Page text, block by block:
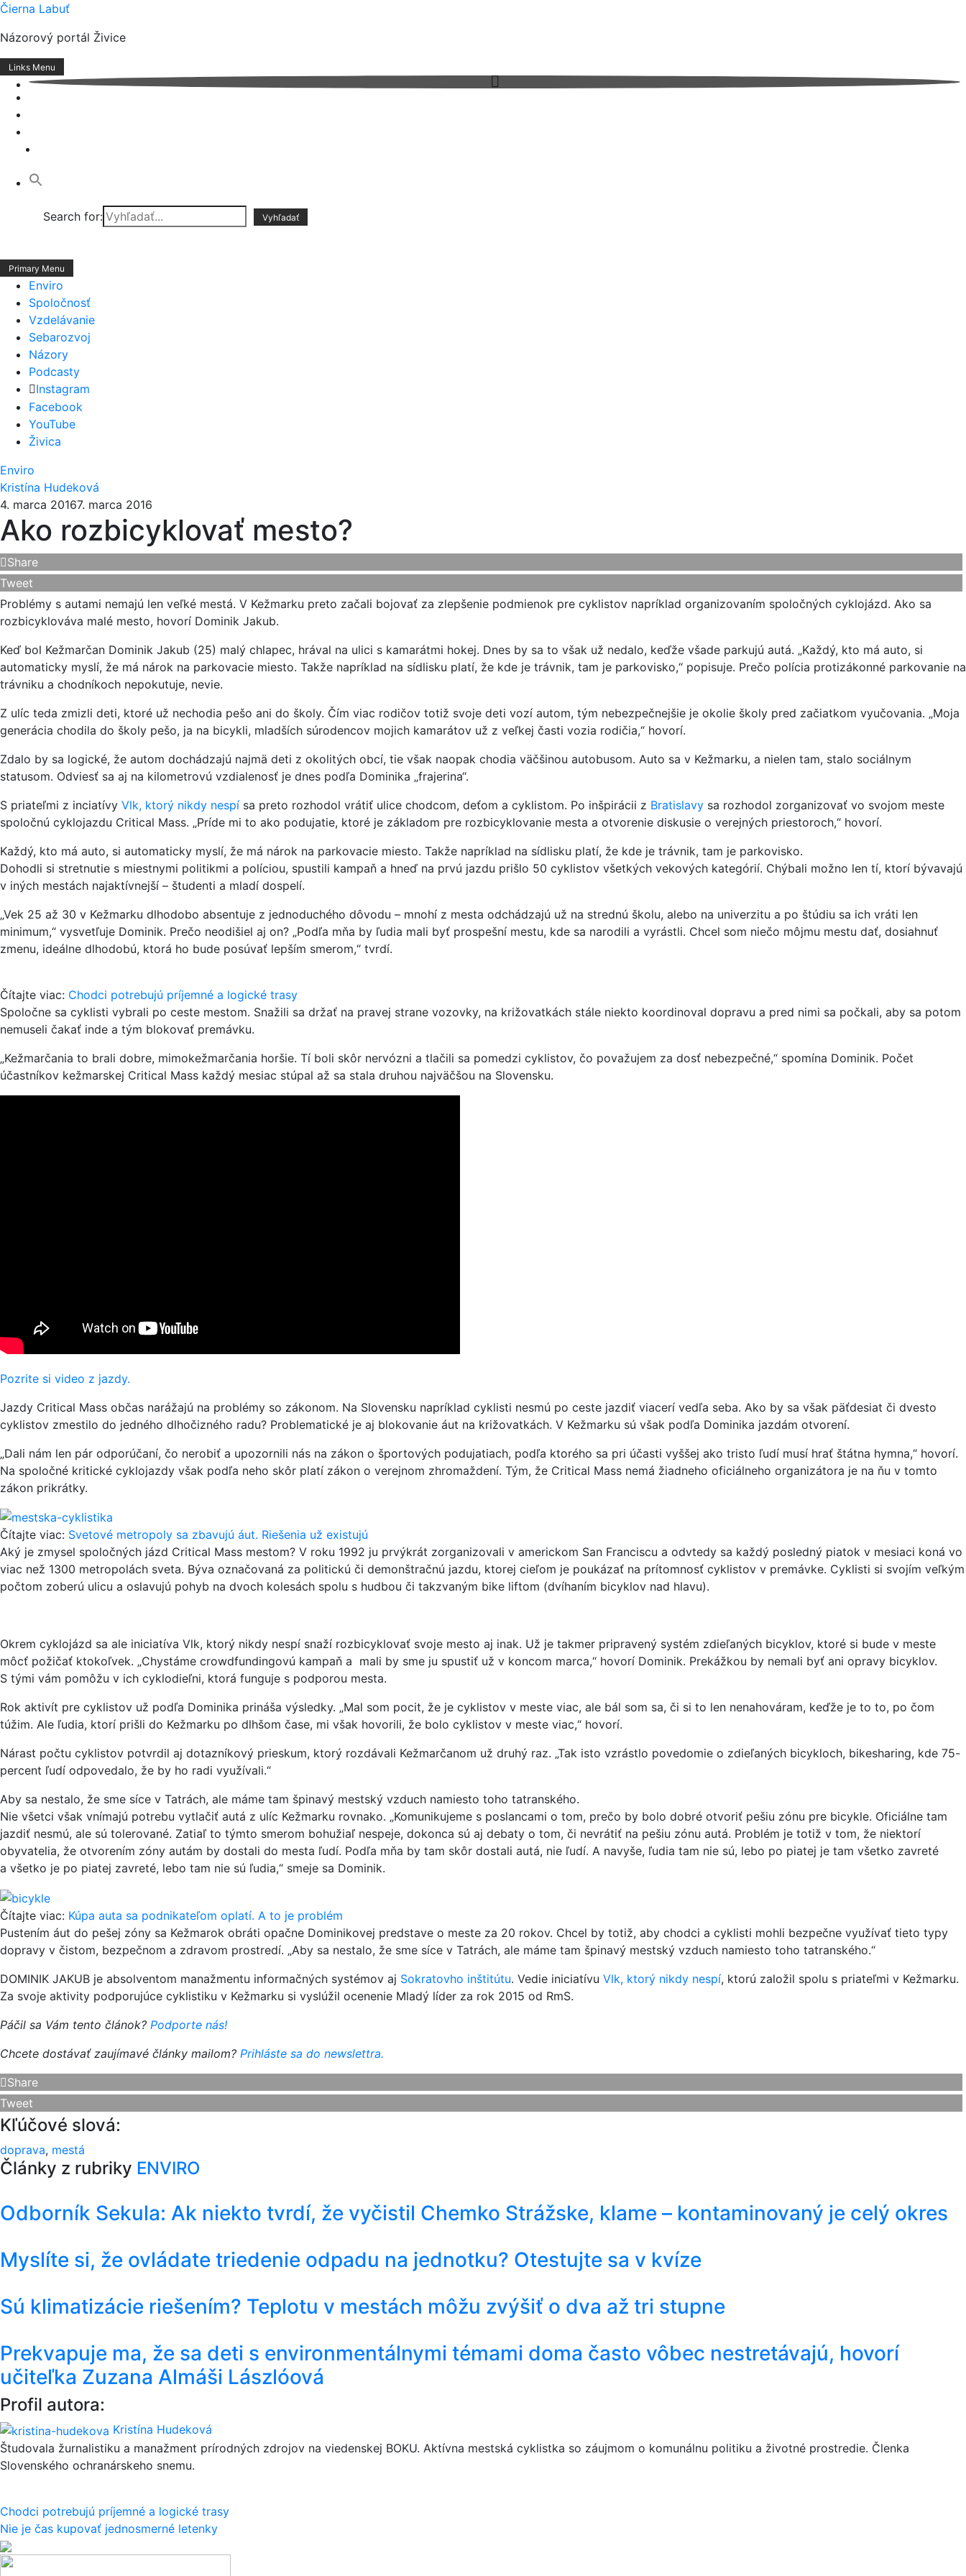
Skip
content
Čierna Labuť
Názorový portál Živice
Links Menu
Search for:
Primary Menu
Enviro
Spoločnosť
Vzdelávanie
Sebarozvoj
Názory
Podcasty
Instagram
Facebook
YouTube
Živica
Enviro
Kristína Hudeková
4. marca 20167. marca 2016
Ako rozbicyklovať mesto?
Share
Tweet
Problémy s autami nemajú len veľké mestá. V Kežmarku preto začali bojovať za zlepšenie podmienok pre cyklistov napríklad organizovaním spoločných cyklojázd. Ako sa
rozbicyklováva malé mesto, hovorí Dominik Jakub.
Keď bol Kežmarčan Dominik Jakub (25) malý chlapec, hrával na ulici s kamarátmi hokej. Dnes by sa to však už nedalo, keďže všade parkujú autá. „Každý, kto má auto, si
automaticky myslí, že má nárok na parkovacie miesto. Takže napríklad na sídlisku platí, že kde je trávnik, tam je parkovisko,“ popisuje. Prečo polícia protizákonné parkovanie na
trávniku a chodníkoch nepokutuje, nevie.
Z ulíc teda zmizli deti, ktoré už nechodia pešo ani do školy. Čím viac rodičov totiž svoje deti vozí autom, tým nebezpečnejšie je okolie školy pred začiatkom vyučovania. „Moja
generácia chodila do školy pešo, ja na bicykli, mladších súrodencov mojich kamarátov už z veľkej časti vozia rodičia,“ hovorí.
Zdalo by sa logické, že autom dochádzajú najmä deti z okolitých obcí, tie však naopak chodia väčšinou autobusom. Auto sa v Kežmarku, a nielen tam, stalo sociálnym
statusom. Odviesť sa aj na kilometrovú vzdialenosť je dnes podľa Dominika „frajerina“.
S priateľmi z inciatívy Vlk, ktorý nikdy nespí sa preto rozhodol vrátiť ulice chodcom, deťom a cyklistom. Po inšpirácii z Bratislavy sa rozhodol zorganizovať vo svojom meste
spoločnú cyklojazdu Critical Mass. „Príde mi to ako podujatie, ktoré je základom pre rozbicyklovanie mesta a otvorenie diskusie o verejných priestoroch,“ hovorí.
Každý, kto má auto, si automaticky myslí, že má nárok na parkovacie miesto. Takže napríklad na sídlisku platí, že kde je trávnik, tam je parkovisko.
Dohodli si stretnutie s miestnymi politikmi a políciou, spustili kampaň a hneď na prvú jazdu prišlo 50 cyklistov všetkých vekových kategórií. Chýbali možno len tí, ktorí bývavajú
v iných mestách najaktívnejší – študenti a mladí dospelí.
„Vek 25 až 30 v Kežmarku dlhodobo absentuje z jednoduchého dôvodu – mnohí z mesta odchádzajú už na strednú školu, alebo na univerzitu a po štúdiu sa ich vráti len
minimum,“ vysvetľuje Dominik. Prečo neodišiel aj on? „Podľa mňa by ľudia mali byť prospešní mestu, kde sa narodili a vyrástli. Chcel som niečo môjmu mestu dať, dosiahnuť
zmenu, ideálne dlhodobú, ktorá ho bude posúvať lepším smerom,“ tvrdí.
Čítajte viac: Chodci potrebujú príjemné a logické trasy
Spoločne sa cyklisti vybrali po ceste mestom. Snažili sa držať na pravej strane vozovky, na križovatkách stále niekto koordinoval dopravu a pred nimi sa počkali, aby sa potom
nemuseli čakať inde a tým blokovať premávku.
„Kežmarčania to brali dobre, mimokežmarčania horšie. Tí boli skôr nervózni a tlačili sa pomedzi cyklistov, čo považujem za dosť nebezpečné,“ spomína Dominik. Počet
účastníkov kežmarskej Critical Mass každý mesiac stúpal až sa stala druhou najväčšou na Slovensku.
Pozrite si video z jazdy.
Jazdy Critical Mass občas narážajú na problémy so zákonom. Na Slovensku napríklad cyklisti nesmú po ceste jazdiť viacerí vedľa seba. Ako by sa však päťdesiat či dvesto
cyklistov zmestilo do jedného dlhočizného radu? Problematické je aj blokovanie áut na križovatkách. V Kežmarku sú však podľa Dominika jazdám otvorení.
„Dali nám len pár odporúčaní, čo nerobiť a upozornili nás na zákon o športových podujatiach, podľa ktorého sa pri účasti vyššej ako tristo ľudí musí hrať štátna hymna,“ hovorí.
Na spoločné kritické cyklojazdy však podľa neho skôr platí zákon o verejnom zhromaždení. Tým, že Critical Mass nemá žiadneho oficiálneho organizátora je na ňu v tomto
zákon prikrátky.
Čítajte viac: Svetové metropoly sa zbavujú áut. Riešenia už existujú
Aký je zmysel spoločných jázd Critical Mass mestom? V roku 1992 ju prvýkrát zorganizovali v americkom San Franciscu a odvtedy sa každý posledný piatok v mesiaci koná vo
viac než 1300 metropolách sveta. Býva označovaná za politickú či demonštračnú jazdu, ktorej cieľom je poukázať na prítomnosť cyklistov v premávke. Cyklisti si svojím veľkým
počtom zoberú ulicu a oslavujú pohyb na dvoch kolesách spolu s hudbou či takzvaným bike liftom (dvíhaním bicyklov nad hlavu).
Okrem cyklojázd sa ale iniciatíva Vlk, ktorý nikdy nespí snaží rozbicyklovať svoje mesto aj inak. Už je takmer pripravený systém zdieľaných bicyklov, ktoré si bude v meste
môcť požičať ktokoľvek. „Chystáme crowdfundingovú kampaň a mali by sme ju spustiť už v koncom marca,“ hovorí Dominik. Prekážkou by nemali byť ani opravy bicyklov.
S tými vám pomôžu v ich cyklodieľni, ktorá funguje s podporou mesta.
Rok aktivít pre cyklistov už podľa Dominika prináša výsledky. „Mal som pocit, že je cyklistov v meste viac, ale bál som sa, či si to len nenahováram, keďže je to to, po čom
túžim. Ale ľudia, ktorí prišli do Kežmarku po dlhšom čase, mi však hovorili, že bolo cyklistov v meste viac,“ hovorí.
Nárast počtu cyklistov potvrdil aj dotazníkový prieskum, ktorý rozdávali Kežmarčanom už druhý raz. „Tak isto vzrástlo povedomie o zdieľaných bicykloch, bikesharing, kde 75-
percent ľudí odpovedalo, že by ho radi využívali.“
Aby sa nestalo, že sme síce v Tatrách, ale máme tam špinavý mestský vzduch namiesto toho tatranského.
Nie všetci však vnímajú potrebu vytlačiť autá z ulíc Kežmarku rovnako. „Komunikujeme s poslancami o tom, prečo by bolo dobré otvoriť pešiu zónu pre bicykle. Oficiálne tam
jazdiť nesmú, ale sú tolerované. Zatiaľ to týmto smerom bohužiaľ nespeje, dokonca sú aj debaty o tom, či nevrátiť na pešiu zónu autá. Problém je totiž v tom, že niektorí
obyvatelia, že otvorením zóny autám by dostali do mesta ľudí. Podľa mňa by tam skôr dostali autá, nie ľudí. A navyše, ľudia tam nie sú, lebo po piatej je tam všetko zavreté
a všetko je po piatej zavreté, lebo tam nie sú ľudia,“ smeje sa Dominik.
Čítajte viac: Kúpa auta sa podnikateľom oplatí. A to je problém
Pustením áut do pešej zóny sa Kežmarok obráti opačne Dominikovej predstave o meste za 20 rokov. Chcel by totiž, aby chodci a cyklisti mohli bezpečne využívať tieto typy
dopravy v čistom, bezpečnom a zdravom prostredí. „Aby sa nestalo, že sme síce v Tatrách, ale máme tam špinavý mestský vzduch namiesto toho tatranského.“
DOMINIK JAKUB je absolventom manažmentu informačných systémov aj Sokratovho inštitútu. Vedie iniciatívu Vlk, ktorý nikdy nespí, ktorú založil spolu s priateľmi v Kežmarku.
Za svoje aktivity podporujúce cyklistiku v Kežmarku si vyslúžil ocenenie Mladý líder za rok 2015 od RmS.
Páčil sa Vám tento článok? Podporte nás!
Chcete dostávať zaujímavé články mailom? Prihláste sa do newslettra.
Share
Tweet
Kľúčové slová:
doprava, mestá
Články z rubriky ENVIRO
Odborník Sekula: Ak niekto tvrdí, že vyčistil Chemko Strážske, klame – kontaminovaný je celý okres
Myslíte si, že ovládate triedenie odpadu na jednotku? Otestujte sa v kvíze
Sú klimatizácie riešením? Teplotu v mestách môžu zvýšiť o dva až tri stupne
Prekvapuje ma, že sa deti s environmentálnymi témami doma často vôbec nestretávajú, hovorí
učiteľka Zuzana Almáši Lászlóová
Profil autora:
Kristína Hudeková
Študovala žurnalistiku a manažment prírodných zdrojov na viedenskej BOKU. Aktívna mestská cyklistka so záujmom o komunálnu politiku a životné prostredie. Členka
Slovenského ochranárskeho snemu.
Navigácia
v
článku
Chodci potrebujú príjemné a logické trasy
Nie je čas kupovať jednosmerné letenky